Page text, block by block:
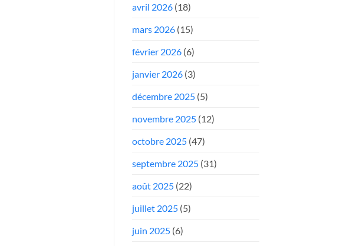
avril 2026(18)
mars 2026(15)
février 2026(6)
janvier 2026(3)
décembre 2025(5)
novembre 2025(12)
octobre 2025(47)
septembre 2025(31)
août 2025(22)
juillet 2025(5)
juin 2025(6)